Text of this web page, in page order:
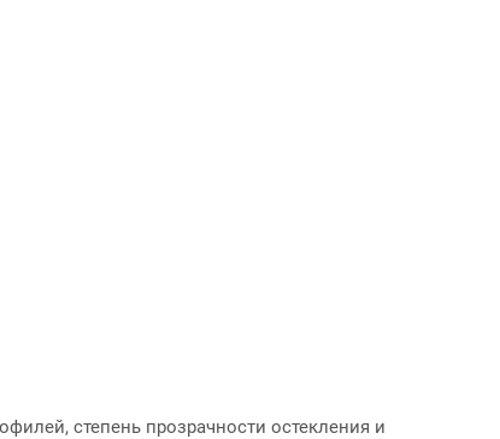
степень прозрачности остекления и